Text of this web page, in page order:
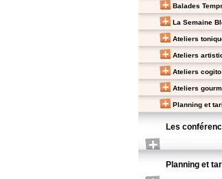
Balades
La Semaine
Ateliers
Ateliers
Ateliers cogito
Ateliers
Planning et
Les
Planning et